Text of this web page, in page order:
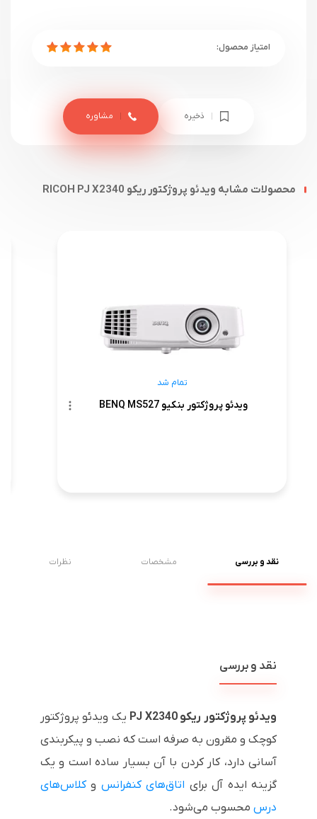
ذخیره مشاوره
محصولات مشابه ویدئو پروژکتور ریکو RICOH PJ X2340
ویدئو پروژکتور بنکیو BENQ MS527
تمام شد
نقد و بررسی مشخصات نظرات
نقد و بررسی
ویدئو پروژکتور ریکوPJ X2340 یک ویدئو پروژکتور
کوچک و مقرون به صرفه است که نصب و پیکربندی
آسانی دارد، کار کردن با آن بسیار ساده است و یک
گزینه ایده آل برای اتاق‌های کنفرانس وکلاس‌های
درسمحسوب می‌شود.